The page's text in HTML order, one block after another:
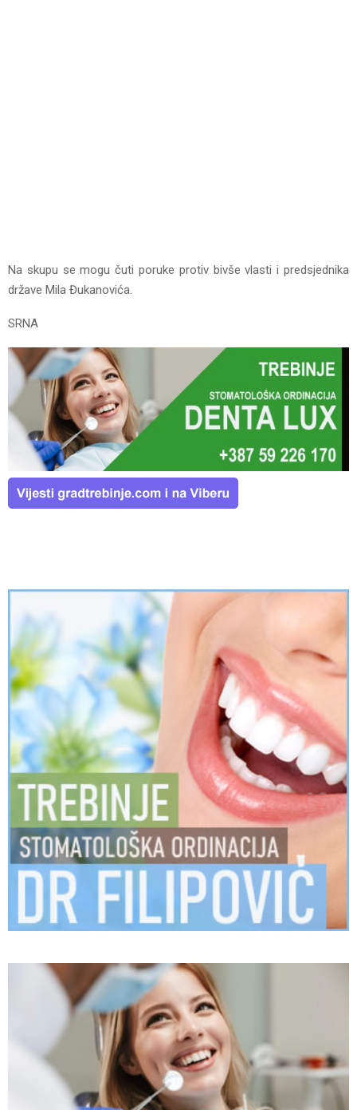
Na skupu se mogu čuti poruke protiv bivše vlasti i predsjednika
države Mila Đukanovića.
SRNA